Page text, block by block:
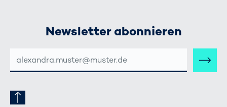
Newsletter abonnieren
MAIL-
ADRESSE